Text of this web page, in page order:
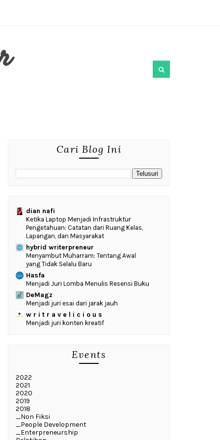
Cari Blog Ini
dian nafi
Ketika Laptop Menjadi Infrastruktur
Pengetahuan: Catatan dari Ruang Kelas,
Lapangan, dan Masyarakat
hybrid writerpreneur
Menyambut Muharram: Tentang Awal
yang Tidak Selalu Baru
Hasfa
Menjadi Juri Lomba Menulis Resensi Buku
DeMagz
Menjadi juri esai dari jarak jauh
w r i t r a v e l i c i o u s
Menjadi juri konten kreatif
Events
2022
2021
2020
2019
2018
_Non Fiksi
_People Development
_Enterpreneurship